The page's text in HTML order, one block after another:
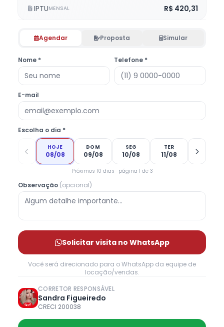
IPTUMENSAL R$ 420,31
Agendar Proposta Simular
Nome * Telefone *
E-mail
Escolha o dia *
HOJE
08/08
DOM
09/08
SEG
10/08
TER
11/08
Próximos 10 dias · página 1 de 3
Observação (opcional)
Solicitar visita no WhatsApp
Você será direcionado para o WhatsApp da equipe de
locação/vendas.
CORRETOR RESPONSÁVEL
Sandra Figueiredo
CRECI 200038